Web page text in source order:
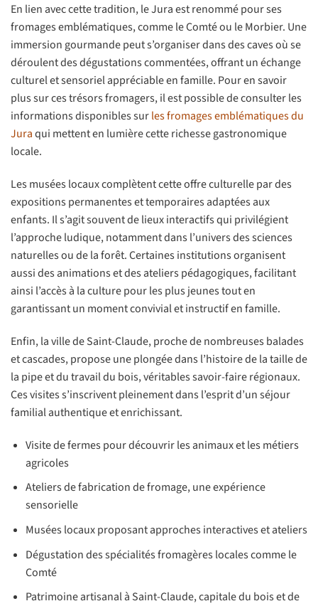
En lien avec cette tradition, le Jura est renommé pour ses
fromages emblématiques, comme le Comté ou le Morbier. Une
immersion gourmande peut s’organiser dans des caves où se
déroulent des dégustations commentées, offrant un échange
culturel et sensoriel appréciable en famille. Pour en savoir
plus sur ces trésors fromagers, il est possible de consulter les
informations disponibles surles fromages emblématiques du
Juraqui mettent en lumière cette richesse gastronomique
locale.
Les musées locaux complètent cette offre culturelle par des
expositions permanentes et temporaires adaptées aux
enfants. Il s’agit souvent de lieux interactifs qui privilégient
l’approche ludique, notamment dans l’univers des sciences
naturelles ou de la forêt. Certaines institutions organisent
aussi des animations et des ateliers pédagogiques, facilitant
ainsi l’accès à la culture pour les plus jeunes tout en
garantissant un moment convivial et instructif en famille.
Enfin, la ville de Saint-Claude, proche de nombreuses balades
et cascades, propose une plongée dans l’histoire de la taille de
la pipe et du travail du bois, véritables savoir-faire régionaux.
Ces visites s’inscrivent pleinement dans l’esprit d’un séjour
familial authentique et enrichissant.
Visite de fermes pour découvrir les animaux et les métiers
agricoles
Ateliers de fabrication de fromage, une expérience
sensorielle
Musées locaux proposant approches interactives et ateliers
Dégustation des spécialités fromagères locales comme le
Comté
Patrimoine artisanal à Saint-Claude, capitale du bois et de